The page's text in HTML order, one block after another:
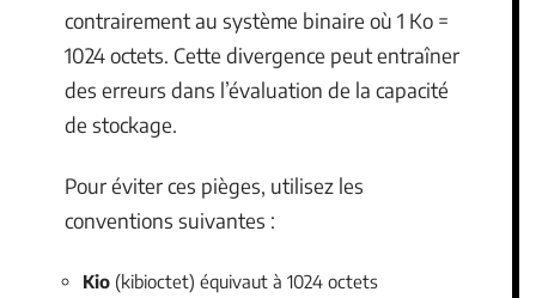
contrairement au système binaire où 1 Ko =
1024 octets. Cette divergence peut entraîner
des erreurs dans l’évaluation de la capacité
de stockage.
Pour éviter ces pièges, utilisez les
conventions suivantes :
Kio (kibioctet) équivaut à 1024 octets